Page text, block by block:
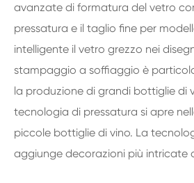
avanzate di formatura del vetro
pressatura e il taglio fine per
intelligente il vetro grezzo nei
stampaggio a soffiaggio è
la produzione di grandi bottiglie di
tecnologia di pressatura si apre
piccole bottiglie di vino. La
aggiunge decorazioni più intricate